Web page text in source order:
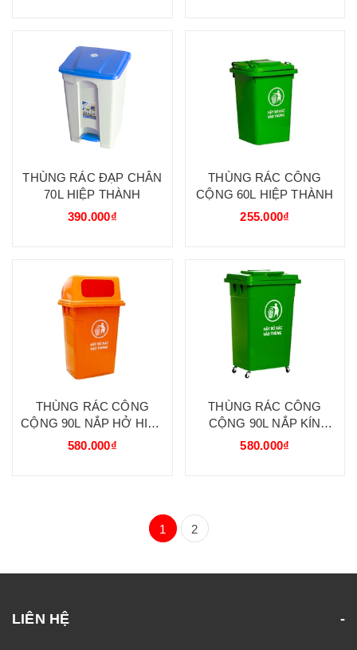
THÙNG RÁC ĐẠP CHÂN
70L HIỆP THÀNH
390.000₫
THÙNG RÁC CÔNG
CỘNG 60L HIỆP THÀNH
255.000₫
THÙNG RÁC CÔNG
CỘNG 90L NẮP HỞ HIỆP
THÀNH
580.000₫
THÙNG RÁC CÔNG
CỘNG 90L NẮP KÍN
HIỆP THÀNH
580.000₫
1 2
LIÊN HỆ